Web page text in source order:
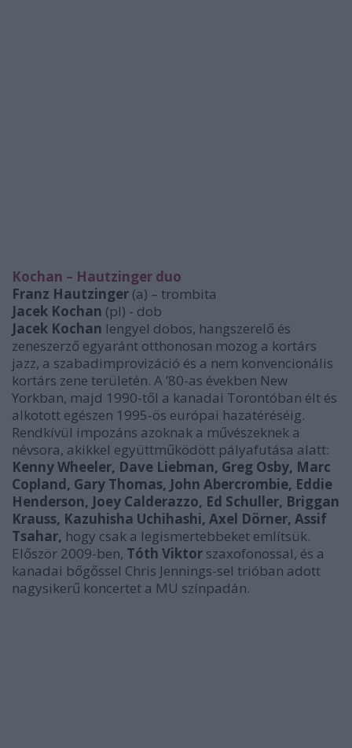
Kochan – Hautzinger duo
Franz Hautzinger (a) – trombita
Jacek Kochan (pl) - dob
Jacek Kochan lengyel dobos, hangszerelő és
zeneszerző egyaránt otthonosan mozog a kortárs
jazz, a szabadimprovizáció és a nem konvencionális
kortárs zene területén. A ’80-as években New
Yorkban, majd 1990-től a kanadai Torontóban élt és
alkotott egészen 1995-ös európai hazatéréséig.
Rendkívül impozáns azoknak a művészeknek a
névsora, akikkel együttműködött pályafutása alatt:
Kenny Wheeler, Dave Liebman, Greg Osby, Marc
Copland, Gary Thomas, John Abercrombie, Eddie
Henderson, Joey Calderazzo, Ed Schuller, Briggan
Krauss, Kazuhisha Uchihashi, Axel Dörner, Assif
Tsahar, hogy csak a legismertebbeket említsük.
Először 2009-ben, Tóth Viktor szaxofonossal, és a
kanadai bőgőssel Chris Jennings-sel trióban adott
nagysikerű koncertet a MU színpadán.